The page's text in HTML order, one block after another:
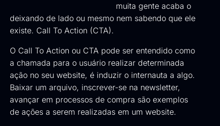
muita gente acaba o
deixando de lado ou mesmo nem sabendo que ele
existe. Call To Action (CTA).
O Call To Action ou CTA pode ser entendido como
a chamada para o usuário realizar determinada
ação no seu website, é induzir o internauta a algo.
Baixar um arquivo, inscrever-se na newsletter,
avançar em processos de compra são exemplos
de ações a serem realizadas em um website.